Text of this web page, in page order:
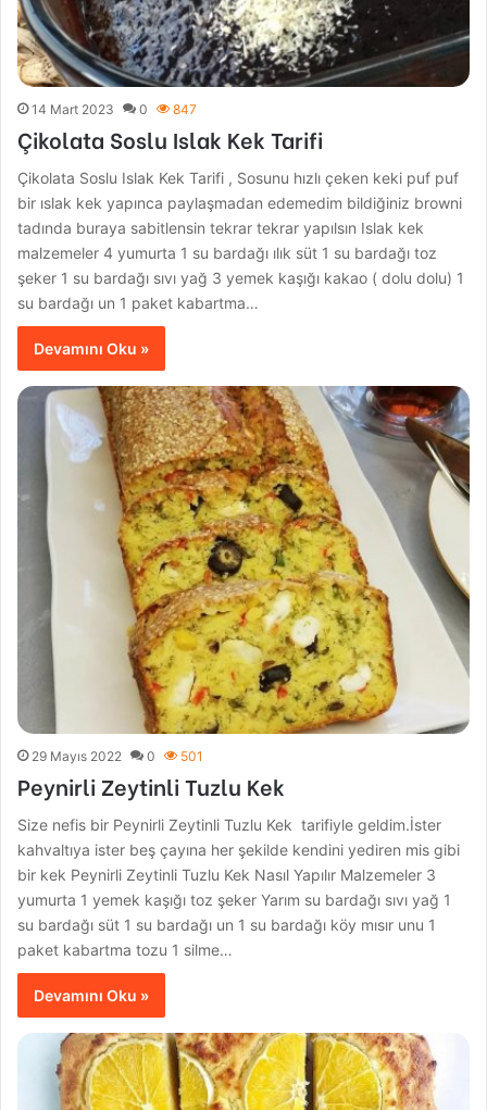
14 Mart 2023 0 847
Çikolata Soslu Islak Kek Tarifi
Çikolata Soslu Islak Kek Tarifi , Sosunu hızlı çeken keki puf puf
bir ıslak kek yapınca paylaşmadan edemedim bildiğiniz browni
tadında buraya sabitlensin tekrar tekrar yapılsın Islak kek
malzemeler 4 yumurta 1 su bardağı ılık süt 1 su bardağı toz
şeker 1 su bardağı sıvı yağ 3 yemek kaşığı kakao ( dolu dolu) 1
su bardağı un 1 paket kabartma…
Devamını Oku »
29 Mayıs 2022 0 501
Peynirli Zeytinli Tuzlu Kek
Size nefis bir Peynirli Zeytinli Tuzlu Kek tarifiyle geldim.İster
kahvaltıya ister beş çayına her şekilde kendini yediren mis gibi
bir kek Peynirli Zeytinli Tuzlu Kek Nasıl Yapılır Malzemeler 3
yumurta 1 yemek kaşığı toz şeker Yarım su bardağı sıvı yağ 1
su bardağı süt 1 su bardağı un 1 su bardağı köy mısır unu 1
paket kabartma tozu 1 silme…
Devamını Oku »